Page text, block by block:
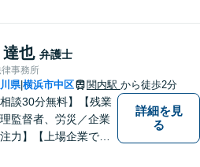
也 弁護士
事務所
県|横浜市中区 関内駅 から徒歩2分
相談30分無料】【残業
監督者、労災／企業
力】【上場企業で社
詳細を見
る